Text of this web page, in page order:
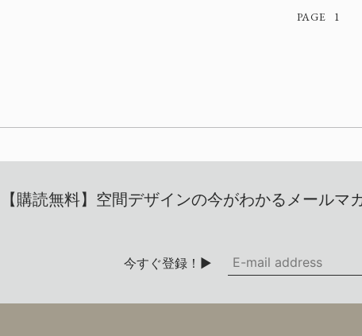
1
【購読無料】空間デザインの今がわかるメールマ
今すぐ登録！▶